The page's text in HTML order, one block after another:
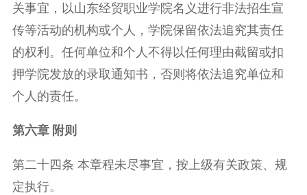
关事宜，以山东经贸职业学院名义进行非法招生宣
传等活动的机构或个人，学院保留依法追究其责任
的权利。任何单位和个人不得以任何理由截留或扣
押学院发放的录取通知书，否则将依法追究单位和
个人的责任。
第六章 附则
第二十四条 本章程未尽事宜，按上级有关政策、规
定执行。